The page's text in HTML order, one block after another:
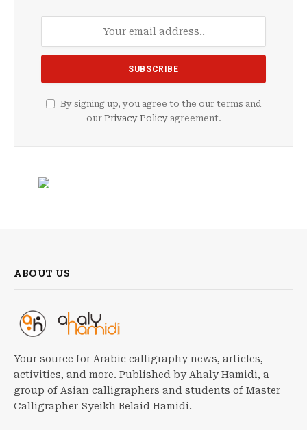
By signing up, you agree to the our terms and
our Privacy Policyagreement.
ABOUT US
Your source for Arabic calligraphy news, articles,
activities, and more. Published by Ahaly Hamidi, a
group of Asian calligraphers and students of Master
Calligrapher Syeikh Belaid Hamidi.